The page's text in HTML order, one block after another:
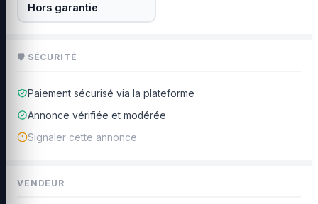
Hors garantie
🛡 SÉCURITÉ
Paiement sécurisé via la plateforme
Annonce vérifiée et modérée
Signaler cette annonce
VENDEUR